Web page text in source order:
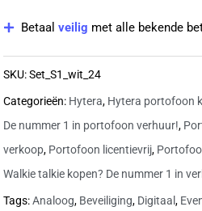
aantal
Betaalveilig met alle bekende
SKU:Set_S1_wit_24
Categorieën: Hytera, Hytera portofoon
De nummer 1 in portofoon verhuur!,
verkoop, Portofoon licentievrij,
Walkie talkie kopen? De nummer 1 in
Tags:Analoog, Beveiliging, Digitaal,